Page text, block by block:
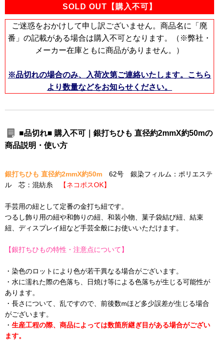
SOLD OUT【購入不可】
ご迷惑をおかけして申し訳ございません。商品名に「廃
番」の記載がある場合は購入不可となります。（※弊社・
メーカー在庫ともに商品がありません。）
※品切れの場合のみ、入荷次第ご連絡いたします。こちら
より数量などをお知らせください。
■品切れ■ 購入不可｜銀打ちひも 直径約2mmX約50mの
商品説明・使い方
銀打ちひも 直径約2mmX約50m 62号 銀染フィルム：ポリエステ
ル 芯：混紡糸
【ネコポスOK】
手芸用の紐として定番の金打ち紐です。
つるし飾り用の紐や和飾りの紐、和装小物、菓子袋結び紐、結束
紐、ディスプレイ紐など手芸全般にお使いいただけます。
【銀打ちひもの特性・注意点について】
・染色のロットにより色が若干異なる場合がございます。
・水に濡れた際の色落ち、日焼け等による色落ちが生じる可能性が
あります。
・長さについて、乱ですので、前後数mほど多少誤差が生じる場合
がございます。
・ 生産工程の際、商品によっては数箇所継ぎ目がある場合がござい
ます。